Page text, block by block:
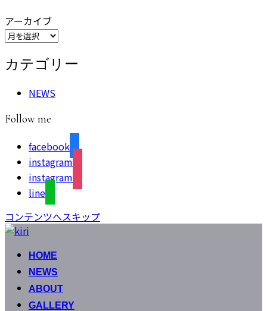
アーカイブ
カテゴリー
NEWS
Follow me
facebook
instagram
instagram
line
コンテンツへスキップ
HOME
NEWS
ABOUT
GALLERY